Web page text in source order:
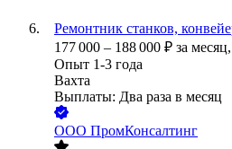
Ремонтник станков,
177 000 – 188 000 ₽ за месяц,
Опыт 1-3 года
Вахта
Выплаты: Два раза в месяц
ООО ПромКонсалтинг